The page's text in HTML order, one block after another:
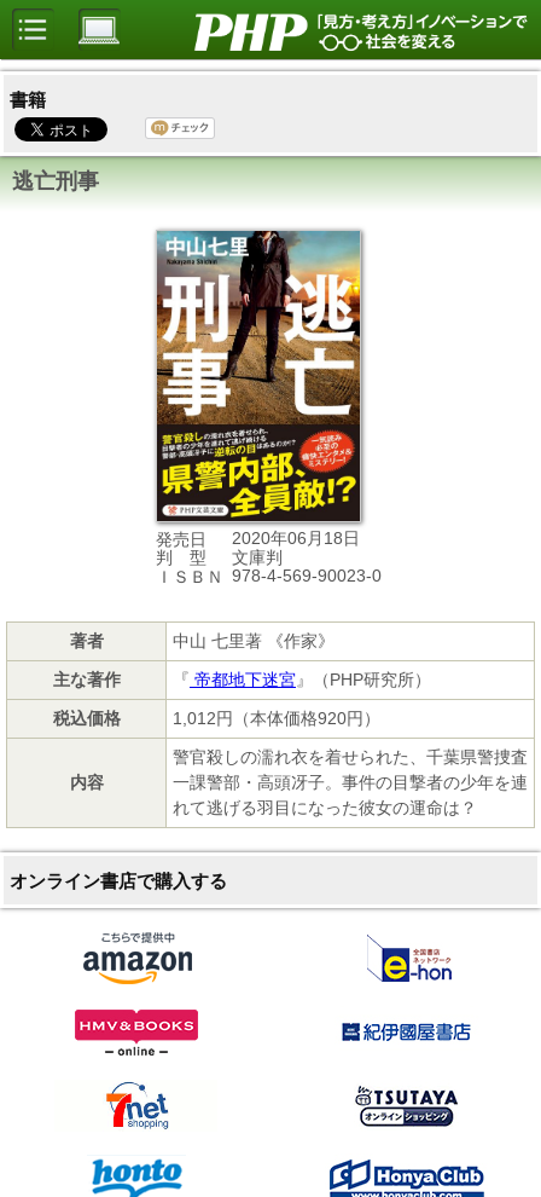
書籍
逃亡刑事
発売日
2020年06月18日
判 型
文庫判
ＩＳＢＮ
978-4-569-90023-0
著者
中山 七里著 《作家》
主な著作
『 帝都地下迷宮』（PHP研究所）
税込価格
1,012円（本体価格920円）
内容
警官殺しの濡れ衣を着せられた、千葉県警捜査
一課警部・高頭冴子。事件の目撃者の少年を連
れて逃げる羽目になった彼女の運命は？
オンライン書店で購入する